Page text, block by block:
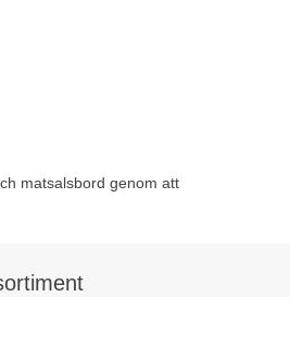
matsalsbord genom att